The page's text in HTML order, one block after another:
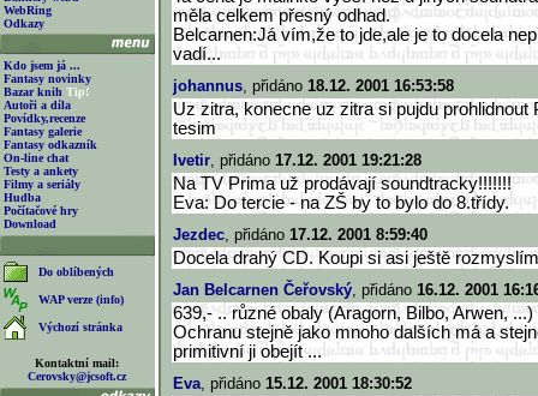
WebRing
Odkazy
Kdo jsem já ...
Fantasy novinky
Bazar knih Tip!
Autoři a díla
Povídky,recenze
Fantasy galerie
Fantasy odkazník
On-line chat
Testy a ankety
Filmy a seriály
Hudba
Počítačové hry
Download
Do oblíbených
WAP verze (info)
Výchozí stránka
Kontaktní mail:
Cerovsky@jcsoft.cz
měla celkem přesný odhad.
Belcarnen:Já vím,že to jde,ale je to docela
vadí...
johannus, přidáno 18.12. 2001 16:53:58
Uz zitra, konecne uz zitra si pujdu prohlidnout
tesim
Ivetir, přidáno 17.12. 2001 19:21:28
Na TV Prima už prodávají soundtracky!!!!!!!
Eva: Do tercie - na ZŠ by to bylo do 8.třídy.
Jezdec, přidáno 17.12. 2001 8:59:40
Docela drahý CD. Koupi si asi ještě
Jan Belcarnen Čeřovský, přidáno 16.12. 2001
639,- .. různé obaly (Aragorn, Bilbo, Arwen, ...)
Ochranu stejně jako mnoho dalších má a
primitivní ji obejít ...
Eva, přidáno 15.12. 2001 18:30:52